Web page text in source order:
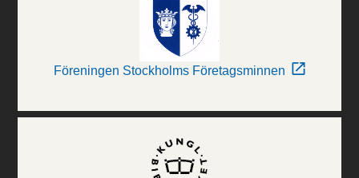
Föreningen Stockholms Företagsminnen